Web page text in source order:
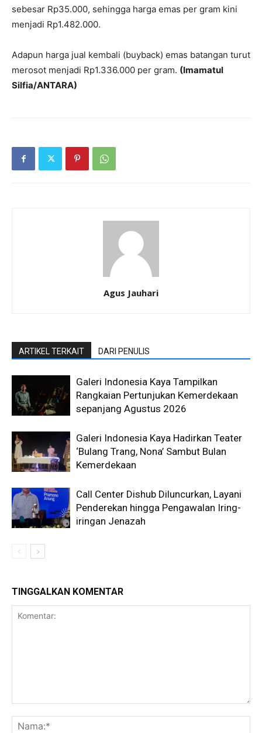
sebesar Rp35.000, sehingga harga emas per gram kini
menjadi Rp1.482.000.
Adapun harga jual kembali (buyback) emas batangan turut
merosot menjadi Rp1.336.000 per gram. (Imamatul
Silfia/ANTARA)
Agus Jauhari
ARTIKEL TERKAIT DARI PENULIS
Galeri Indonesia Kaya Tampilkan
Rangkaian Pertunjukan Kemerdekaan
sepanjang Agustus 2026
Galeri Indonesia Kaya Hadirkan Teater
‘Bulang Trang, Nona’ Sambut Bulan
Kemerdekaan
Call Center Dishub Diluncurkan, Layani
Penderekan hingga Pengawalan Iring-
iringan Jenazah
TINGGALKAN KOMENTAR